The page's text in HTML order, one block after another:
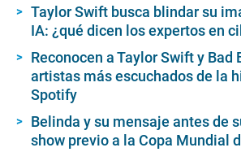
Taylor Swift busca blindar su
IA: ¿qué dicen los expertos en
Reconocen a Taylor Swift y Bad
artistas más escuchados de la
Spotify
Belinda y su mensaje antes de
show previo a la Copa Mundial